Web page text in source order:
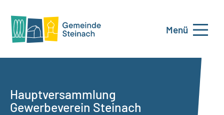
Menü
Hauptversammlung
Gewerbeverein Steinach